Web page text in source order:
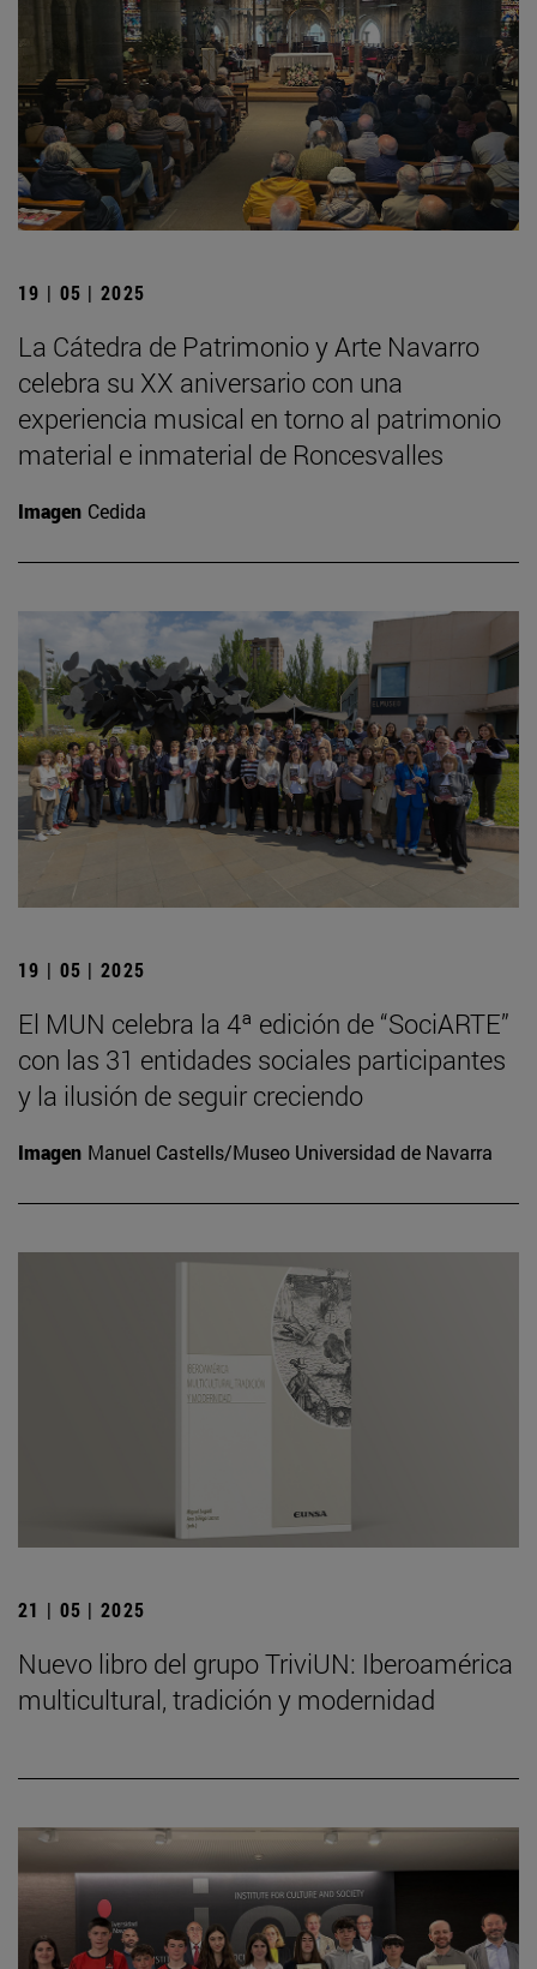
19 | 05 | 2025
La Cátedra de Patrimonio y Arte Navarro
celebra su XX aniversario con una
experiencia musical en torno al patrimonio
material e inmaterial de Roncesvalles
Imagen Cedida
19 | 05 | 2025
El MUN celebra la 4ª edición de “SociARTE”
con las 31 entidades sociales participantes
y la ilusión de seguir creciendo
Imagen Manuel Castells/Museo Universidad de Navarra
21 | 05 | 2025
Nuevo libro del grupo TriviUN: Iberoamérica
multicultural, tradición y modernidad